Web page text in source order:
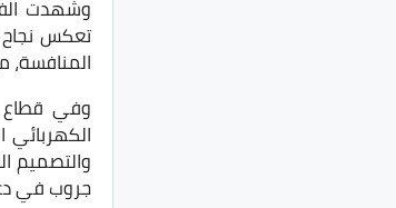
تعكس
المنافسة،
وفي قطاع
الكهربائي
جروب في